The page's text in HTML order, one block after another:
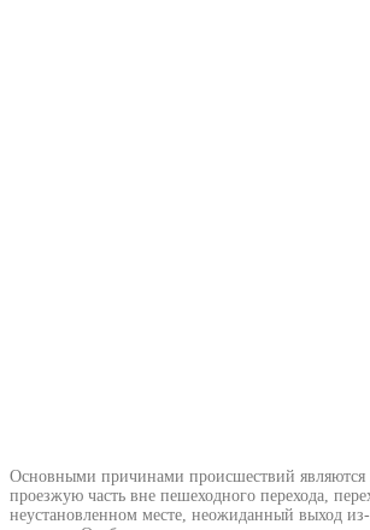
Основными причинами происшествий являются
проезжую часть вне пешеходного перехода,
неустановленном месте, неожиданный выход из-